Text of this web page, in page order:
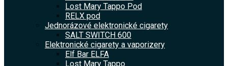
Lost Mary Tappo Pod
RELX pod
Jednorázové elektronické cigarety
SALT SWITCH 600
Elektronické cigarety a vaporizery
Elf Bar ELFA
Lost Mary Tappo